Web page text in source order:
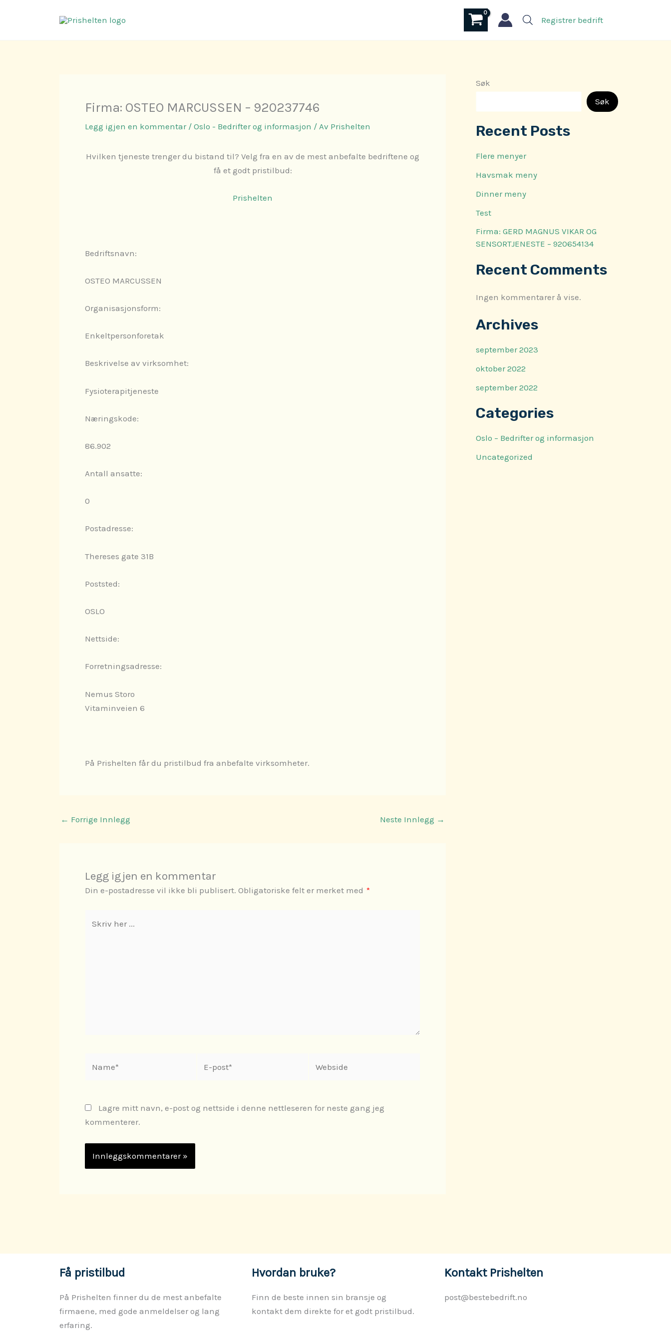
Registrer bedrift
Firma: OSTEO MARCUSSEN – 920237746
Legg igjen en kommentar / Oslo - Bedrifter og informasjon / Av Prishelten
Hvilken tjeneste trenger du bistand til? Velg fra en av de mest anbefalte bedriftene og
få et godt pristilbud:
Prishelten
Bedriftsnavn:
OSTEO MARCUSSEN
Organisasjonsform:
Enkeltpersonforetak
Beskrivelse av virksomhet:
Fysioterapitjeneste
Næringskode:
86.902
Antall ansatte:
0
Postadresse:
Thereses gate 31B
Poststed:
OSLO
Nettside:
Forretningsadresse:
Nemus Storo
Vitaminveien 6
På Prishelten får du pristilbud fra anbefalte virksomheter.
← Forrige Innlegg Neste Innlegg →
Legg igjen en kommentar
Din e-postadresse vil ikke bli publisert. Obligatoriske felt er merket med *
post*
Lagre mitt navn, e-post og nettside i denne nettleseren for neste gang jeg
kommenterer.
Søk
Søk
Recent Posts
Flere menyer
Havsmak meny
Dinner meny
Test
Firma: GERD MAGNUS VIKAR OG
SENSORTJENESTE – 920654134
Recent Comments
Ingen kommentarer å vise.
Archives
september 2023
oktober 2022
september 2022
Categories
Oslo – Bedrifter og informasjon
Uncategorized
Få pristilbud
På Prishelten finner du de mest anbefalte
firmaene, med gode anmeldelser og lang
erfaring.
Hvordan bruke?
Finn de beste innen sin bransje og
kontakt dem direkte for et godt pristilbud.
Kontakt Prishelten
post@bestebedrift.no